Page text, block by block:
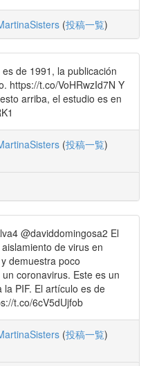
(投稿一覧)
de 1991, la publicación
https://t.co/VoHRwzId7N Y
arriba, el estudio es en
(投稿一覧)
@daviddomingosa2 El
de virus en
demuestra poco
coronavirus. Este es un
PIF. El artículo es de
t.co/6cV5dUjfob
(投稿一覧)